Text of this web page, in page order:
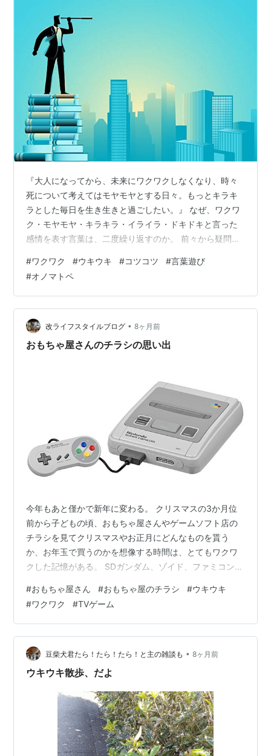
『大人になってから、未来にワクワクしなくなり、時々
死について考えてはモヤモヤとする日々。もっとキラキ
ラとした毎日を生き生きと過ごしたい。』 なぜ、ワクワ
ク・モヤモヤ・キラキラ・イライラ・ドキドキと言った
感情を表す言葉は、二度繰り返すのか。 前々から疑問に
か1000文字ちょっとの記事ですが、お読み頂けると幸い
です。 ワクワクがいちばんの指標である。 畳語 / じょう
ご 連続性の表現 活かしてやっと成果あり ワクワクがい
ちばんの指標である。 今回記事を書くにあたってフック
になったのは、友人との些細な会話。 「色々経験してき
たけど、結局ワクワクす…
#ワクワク #ウキウキ #コツコツ #言葉遊び
#オノマトペ
改ライフスタイルブログ • 8ヶ月前
おもちゃ屋さんのチラシの思い出
今年もあと僅かで新年に変わる。 クリスマスの3か月位
前から子どもの頃、おもちゃ屋さんやゲームソフト店の
チラシを見てクリスマスやお正月にどんなものを貰う
か、お年玉で買うのかを想像する時間は、とてもワクワ
クした記憶がある。 SDガンダム、ゾイド、ファミコンソ
ラジコン、ミニ四駆、カードダス、etc。 クリスマスソン
グを聴きながら。 大人になってもウキウキやワクワクを
大事にしたいと思う今日この頃です。 まだ数日あります
が今年もこのブログを訪れて頂いた皆様に感謝致しま
す。
#おもちゃ屋さん #おもちゃ屋のチラシ #ウキウキ
#ワクワク #TVゲーム
豆柴犬君たら！たら！たら！と主の雑談も • 8ヶ月前
ウキウキ散歩、だよ